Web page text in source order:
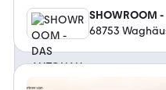
SHOWROOM -
68753